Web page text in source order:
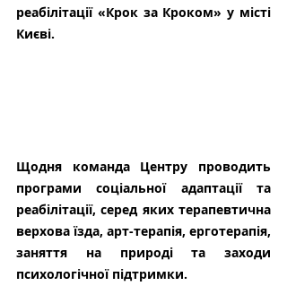
реабілітації «Крок за Кроком» у місті
Києві.
Щодня команда Центру проводить
програми соціальної адаптації та
реабілітації, серед яких терапевтична
верхова їзда, арт-терапія, ерготерапія,
заняття на природі та заходи
психологічної підтримки.